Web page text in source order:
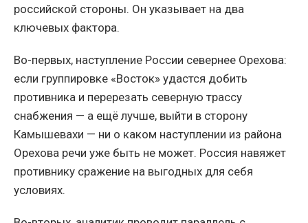
российской стороны. Он указывает на два
ключевых фактора.
Во-первых, наступление России севернее Орехова:
если группировке «Восток» удастся добить
противника и перерезать северную трассу
снабжения — а ещё лучше, выйти в сторону
Камышевахи — ни о каком наступлении из района
Орехова речи уже быть не может. Россия навяжет
противнику сражение на выгодных для себя
условиях.